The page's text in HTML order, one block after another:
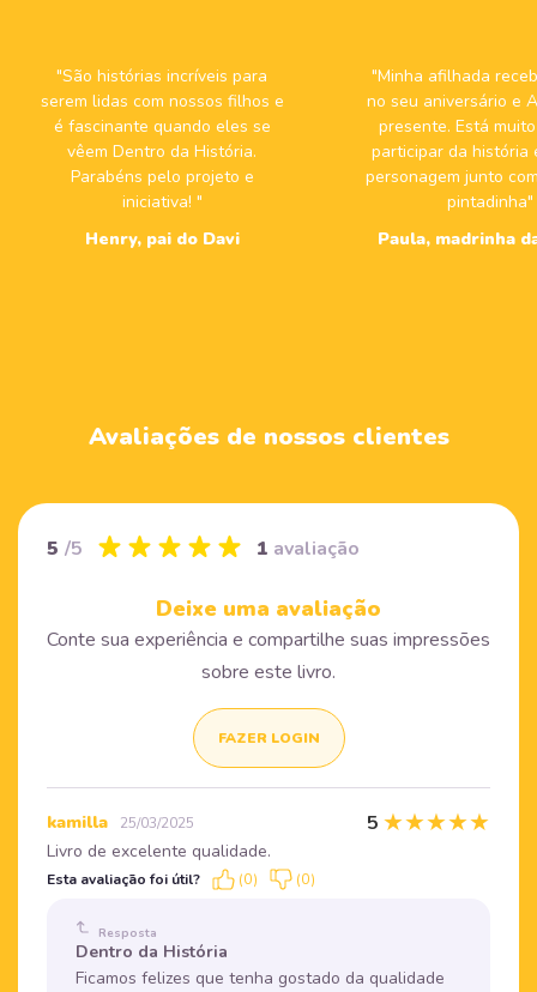
"São histórias incríveis para
serem lidas com nossos filhos e
é fascinante quando eles se
vêem Dentro da História.
Parabéns pelo projeto e
iniciativa! "
Henry, pai do Davi
"Minha afilhada
no seu aniversário e
presente. Está
participar da história
personagem junto
pintadinha"
Paula, madrinha
Avaliações de nossos clientes
5 /5 1 avaliação
Deixe uma avaliação
Conte sua experiência e compartilhe suas impressões
sobre este livro.
FAZER LOGIN
kamilla 25/03/2025 5 ★★★★★
Livro de excelente qualidade.
Esta avaliação foi útil? (0) (0)
Resposta
Dentro da História
Ficamos felizes que tenha gostado da qualidade